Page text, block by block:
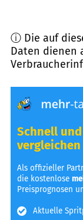
ⓘ Die auf
Daten dienen
Schnell
vergleichen
Als offizieller
die kostenlose
Preisprognosen
Aktuelle